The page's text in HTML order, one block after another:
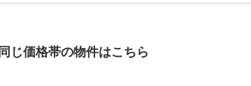
同じ価格帯の物件はこちら